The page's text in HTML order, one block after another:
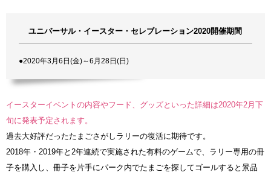
ユニバーサル・イースター・セレブレーション2020開催期間
●2020年3月6日(金)～6月28日(日)
イースターイベントの内容やフード、グッズといった詳細は2020年2月下
旬に発表予定されます。
過去大好評だったたまごさがしラリーの復活に期待です。
2018年・2019年と2年連続で実施された有料のゲームで、ラリー専用の冊
子を購入し、冊子を片手にパーク内でたまごを探してゴールすると景品